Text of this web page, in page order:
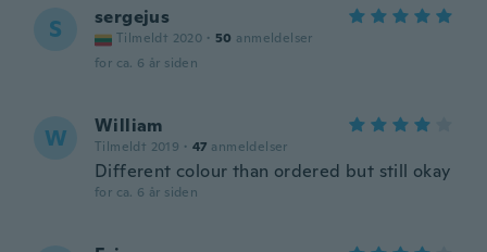
S sergejus
Tilmeldt 2020 · 50 anmeldelser
for ca. 6 år siden
W William
Tilmeldt 2019 · 47 anmeldelser
Different colour than ordered but still okay
for ca. 6 år siden